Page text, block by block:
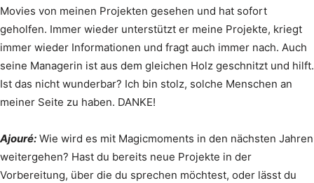
Movies von meinen Projekten gesehen und hat sofort
geholfen. Immer wieder unterstützt er meine Projekte, kriegt
immer wieder Informationen und fragt auch immer nach. Auch
seine Managerin ist aus dem gleichen Holz geschnitzt und hilft.
Ist das nicht wunderbar? Ich bin stolz, solche Menschen an
meiner Seite zu haben. DANKE!
Ajouré: Wie wird es mit Magicmoments in den nächsten Jahren
weitergehen? Hast du bereits neue Projekte in der
Vorbereitung, über die du sprechen möchtest, oder lässt du